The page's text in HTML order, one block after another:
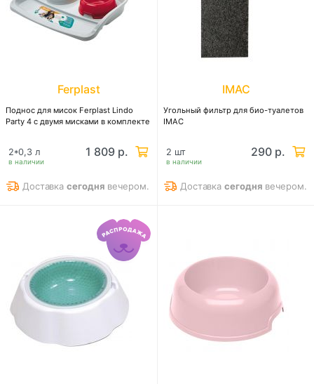
Ferplast
Поднос для мисок Ferplast Lindo
Party 4 с двумя мисками в комплекте
в наличии
2*0,3 л 1 809 р.
Доставкасегодня вечером.
IMAC
Угольный фильтр для био-туалетов
IMAC
в наличии
2 шт 290 р.
Доставкасегодня вечером.